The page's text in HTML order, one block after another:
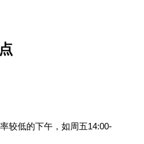
较低的下午，如周五14:00-